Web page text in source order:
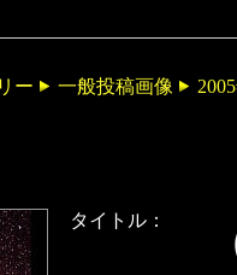
ー 一般投稿画像
タイトル：